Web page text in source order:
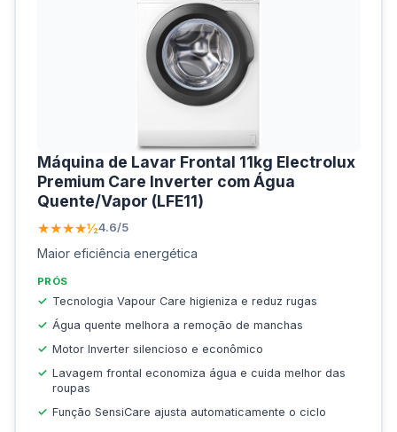
Máquina de Lavar Frontal 11kg Electrolux
Premium Care Inverter com Água
Quente/Vapor (LFE11)
★★★★½4.6/5
Maior eficiência energética
PRÓS
Tecnologia Vapour Care higieniza e reduz rugas
Água quente melhora a remoção de manchas
Motor Inverter silencioso e econômico
Lavagem frontal economiza água e cuida melhor das
roupas
Função SensiCare ajusta automaticamente o ciclo